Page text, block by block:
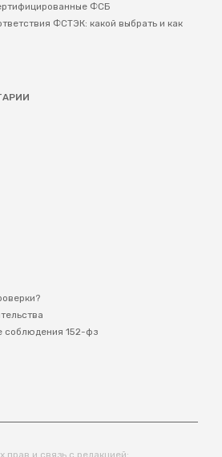
ФСБ
ФСТЭК: какой выбрать и как
соблюдения 152-фз
прав и связь с редакцией: